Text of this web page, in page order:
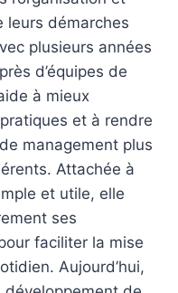
leurs démarches
plusieurs années
d’équipes de
à mieux
et à rendre
management plus
Attachée à
et utile, elle
ses
faciliter la mise
Aujourd’hui,